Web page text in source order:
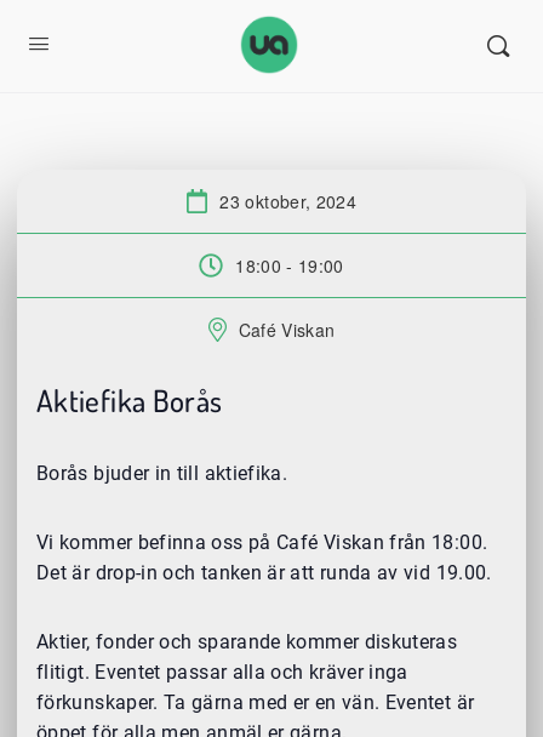
Datum:
23 oktober, 2024
Tid:
18:00 - 19:00
Plats:
Café Viskan
Aktiefika Borås
Borås bjuder in till aktiefika.
Vi kommer befinna oss på Café Viskan från 18:00.
Det är drop-in och tanken är att runda av vid 19.00.
Aktier, fonder och sparande kommer diskuteras
flitigt. Eventet passar alla och kräver inga
förkunskaper. Ta gärna med er en vän. Eventet är